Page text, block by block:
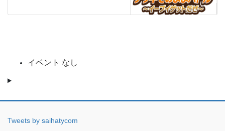
イベント なし
Tweets by saihatycom